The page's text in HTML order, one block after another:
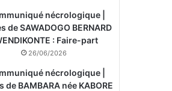
nécrologique |
de SAWADOGO BERNARD
: Faire-part
26/06/2026
nécrologique |
de BAMBARA née KABORE